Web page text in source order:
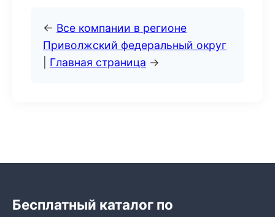
← Все компании в регионе
Приволжский федеральный округ
Главная страница →
Бесплатный каталог по